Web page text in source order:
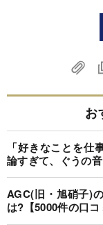
お
「好きなことを
論すぎて、ぐうの
AGC(旧・旭硝子)
は?【5000件の口コ